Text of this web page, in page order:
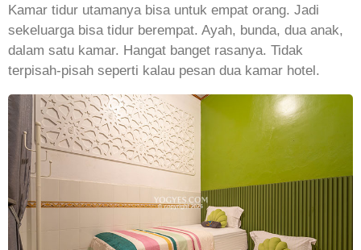
Kamar tidur utamanya bisa untuk empat orang. Jadi
sekeluarga bisa tidur berempat. Ayah, bunda, dua anak,
dalam satu kamar. Hangat banget rasanya. Tidak
terpisah-pisah seperti kalau pesan dua kamar hotel.